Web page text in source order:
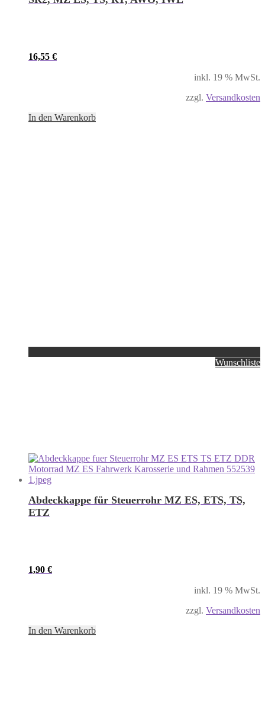
16,55 €
inkl. 19 % MwSt.
zzgl. Versandkosten
In den Warenkorb
Wunschliste
Abdeckkappe für Steuerrohr MZ ES, ETS, TS,
ETZ
1,90 €
inkl. 19 % MwSt.
zzgl. Versandkosten
In den Warenkorb